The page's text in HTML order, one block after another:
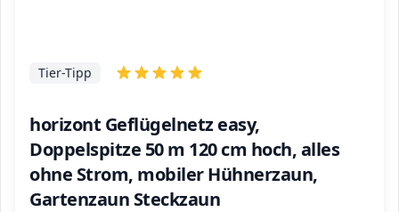
horizont Geflügelnetz easy,
Doppelspitze 50 m 120 cm hoch, alles
ohne Strom, mobiler Hühnerzaun,
Gartenzaun Steckzaun
Tier-Tipp